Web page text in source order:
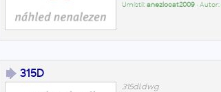
Umístil:aneziocat2009• Autor:
315D
315dl.dwg